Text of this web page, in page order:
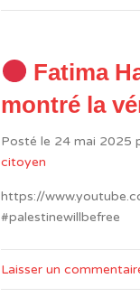
Fatima
montré la
Posté le 24 mai 2025
citoyen
https://
#palestinewillbefree
Laisser un